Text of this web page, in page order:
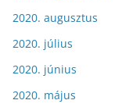
2020. augusztus
2020. július
2020. június
2020. május